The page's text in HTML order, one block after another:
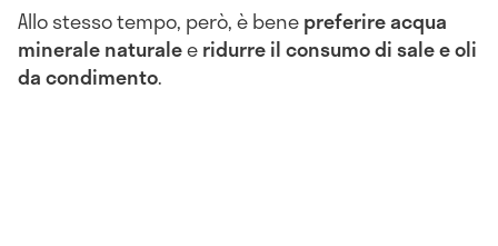
Allo stesso tempo, però, è benepreferire acqua
minerale naturaleeridurre il consumo di sale e oli
da condimento.